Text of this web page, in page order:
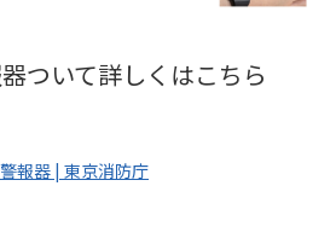
ついて詳しくはこちら
報器 | 東京消防庁